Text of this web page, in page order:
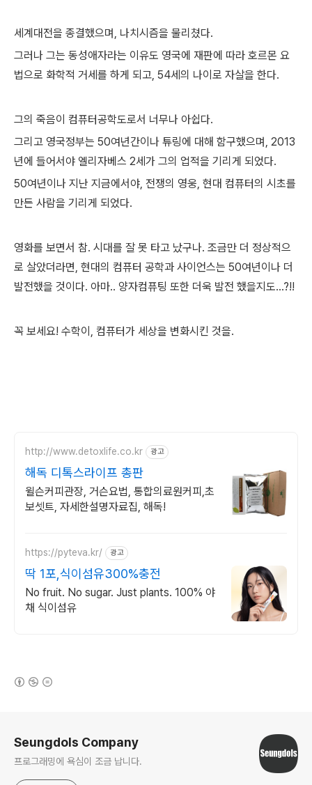
세계대전을 종결했으며, 나치시즘을 물리쳤다.
그러나 그는 동성애자라는 이유도 영국에 재판에 따라 호르몬 요
법으로 화학적 거세를 하게 되고, 54세의 나이로 자살을 한다.
그의 죽음이 컴퓨터공학도로서 너무나 아쉽다.
그리고 영국정부는 50여년간이나 튜링에 대해 함구했으며, 2013
년에 들어서야 엘리자베스 2세가 그의 업적을 기리게 되었다.
50여년이나 지난 지금에서야, 전쟁의 영웅, 현대 컴퓨터의 시초를
만든 사람을 기리게 되었다.
영화를 보면서 참. 시대를 잘 못 타고 났구나. 조금만 더 정상적으
로 살았더라면, 현대의 컴퓨터 공학과 사이언스는 50여년이나 더
발전했을 것이다. 아마.. 양자컴퓨팅 또한 더욱 발전 했을지도...?!!
꼭 보세요! 수학이, 컴퓨터가 세상을 변화시킨 것을.
http://www.detoxlife.co.kr 광고
해독 디톡스라이프 총판
윌슨커피관장, 거슨요법, 통합의료원커피,초
보셋트, 자세한설명자료집, 해독!
https://pyteva.kr/ 광고
딱 1포,식이섬유300%충전
No fruit. No sugar. Just plants. 100% 야
채 식이섬유
Seungdols Company
프로그래밍에 욕심이 조금 납니다.